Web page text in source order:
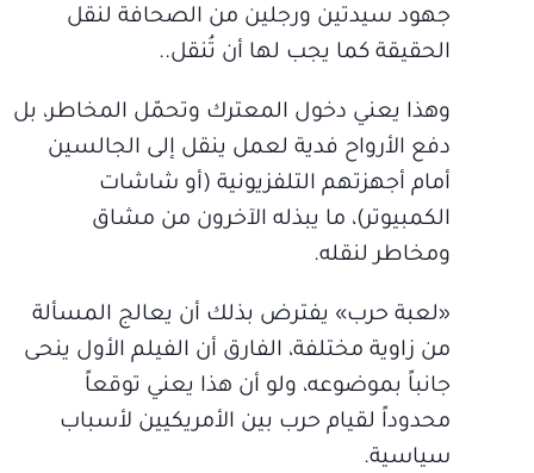
جهود سيدتين ورجلين من الصحافة لنقل
الحقيقة كما يجب لها أن تُنقل..
وهذا يعني دخول المعترك وتحمّل المخاطر، بل
دفع الأرواح فدية لعمل ينقل إلى الجالسين
أمام أجهزتهم التلفزيونية (أو شاشات
الكمبيوتر)، ما يبذله الآخرون من مشاق
ومخاطر لنقله.
«لعبة حرب» يفترض بذلك أن يعالج المسألة
من زاوية مختلفة، الفارق أن الفيلم الأول ينحى
جانباً بموضوعه، ولو أن هذا يعني توقعاً
محدوداً لقيام حرب بين الأمريكيين لأسباب
سياسية.